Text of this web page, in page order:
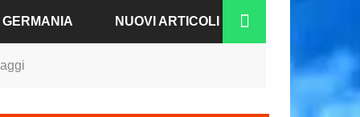
NUOVI ARTICOLI